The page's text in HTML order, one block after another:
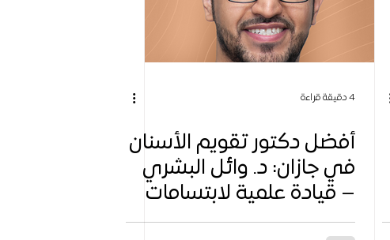
4 دقيقة قراءة
أفضل دكتور تقويم الأسنان
في جازان: د. وائل البشري
– قيادة علمية لابتسامات
مثالية